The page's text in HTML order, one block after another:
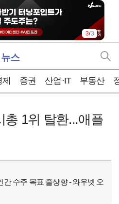
3/3
뉴스
증권 산업·IT 부동산
총 1위 탈환...애플
수주 목표 줄상향 - 와우넷 오